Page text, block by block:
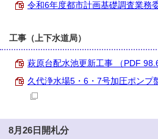
令和6年度都市計画基礎調査業務
工事（上下水道局）
萩原台配水池更新工事 （PDF
久代浄水場5・6・7号加圧ポンプ
8月26日開札分